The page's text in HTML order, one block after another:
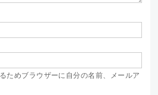
ためブラウザーに自分の名前、メールア